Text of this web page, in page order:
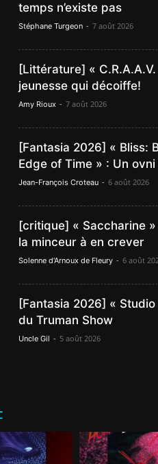
temps n’existe pas
Stéphane Turgeon - 7 août 2026
[Littérature] «
jeunesse qui décoiffe!
Amy Rioux - 7 août 2026
[Fantasia 2026] « Bliss:
Edge of Time » : Un ovni
Jean-François Croteau - 6 août 2026
[critique] « Saccharine
la minceur à en crever
Solenne d'Arnoux de Fleury - 6 août
[Fantasia 2026] « Studio
du Truman Show
Uncle Gil - 5 août 2026